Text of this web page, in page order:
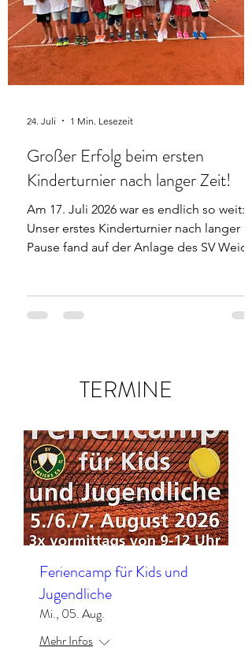
Ende der Sommerferien sollte der
Großer Erfolg beim ersten
Kinderturnier nach langer Zeit!
Am 17. Juli 2026 war es endlich so weit:
Unser erstes Kinderturnier nach langer
Pause fand auf der Anlage des SV Weichs
Tages Wir haben die Kinder in drei
Stationen konnten sie spielerisch ihre
Fähigkeiten zeigen und fleißig Punkte
spielerische Ball- und Koordin
24. Juli 1 Min. Lesezeit
TERMINE
Feriencamp für Kids und
Jugendliche
Mi., 05. Aug.
Mehr Infos